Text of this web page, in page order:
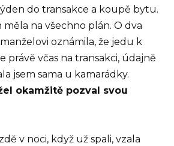
do transakce a koupě bytu.
měla na všechno plán. O dva
oznámila, že jedu k
právě včas na transakci, údajně
jsem sama u kamarádky.
okamžitě pozval svou
v noci, když už spali, vzala